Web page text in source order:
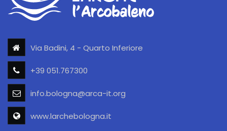
Via Badini, 4 - Quarto Inferiore
+39 051.767300
info.bologna@arca-it.org
www.larchebologna.it